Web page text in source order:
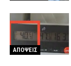
ΑΠΟΨΕΙΣ